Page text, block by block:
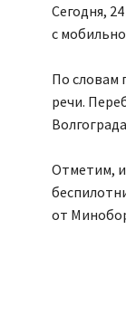
Сегодня,
с
По словам
речи.
Отметим,
от